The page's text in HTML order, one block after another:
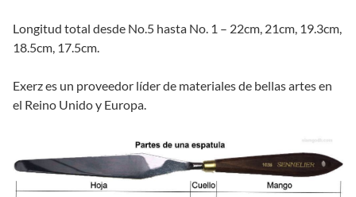
Longitud total desde No.5 hasta No. 1 – 22cm, 21cm, 19.3cm,
18.5cm, 17.5cm.
Exerz es un proveedor líder de materiales de bellas artes en
el Reino Unido y Europa.